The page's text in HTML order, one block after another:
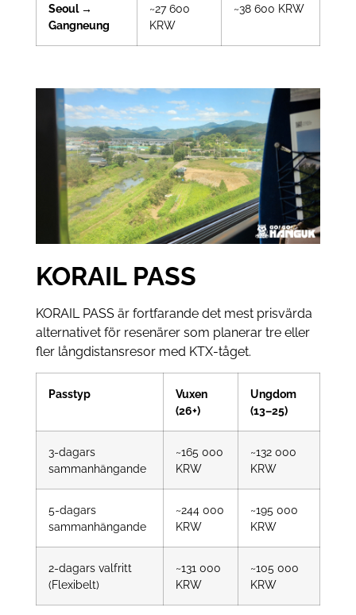
Seoul →
Gangneung
~27 600
KRW
~38 600 KRW
KORAIL PASS
KORAIL PASS är fortfarande det mest prisvärda
alternativet för resenärer som planerar tre eller
fler långdistansresor med KTX-tåget.
Passtyp
Vuxen
(26+)
Ungdom
(13–25)
3-dagars
sammanhängande
~165 000
KRW
~132 000
KRW
5-dagars
sammanhängande
~244 000
KRW
~195 000
KRW
2-dagars valfritt
(Flexibelt)
~131 000
KRW
~105 000
KRW